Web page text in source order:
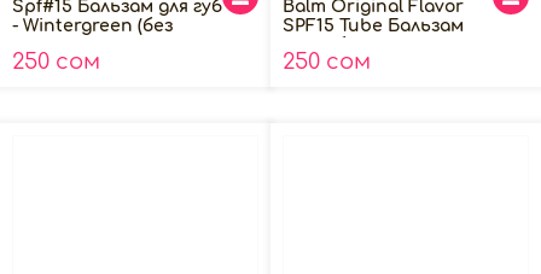
Spf#15 Бальзам для губ
- Wintergreen (без
250 сом
Balm Original Flavor
SPF15 Tube Бальзам
(без упаковки), 10гр
250 сом